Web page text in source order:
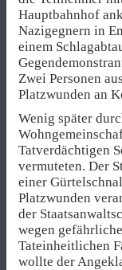
Hauptbahnhof
Nazigegnern in
einem
Zwei Personen
Platzwunden an
Wenig später
Tatverdächtigen
vermuteten. Der
einer
Platzwunden
der
wegen
Tateinheitlichen
wollte der